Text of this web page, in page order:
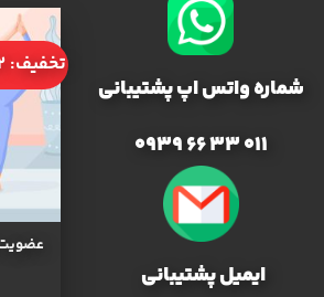
شماره واتس اپ پشتیبانی
011 33 66 0939
ایمیل پشتیبانی
تخفیف: 72%
عضویت